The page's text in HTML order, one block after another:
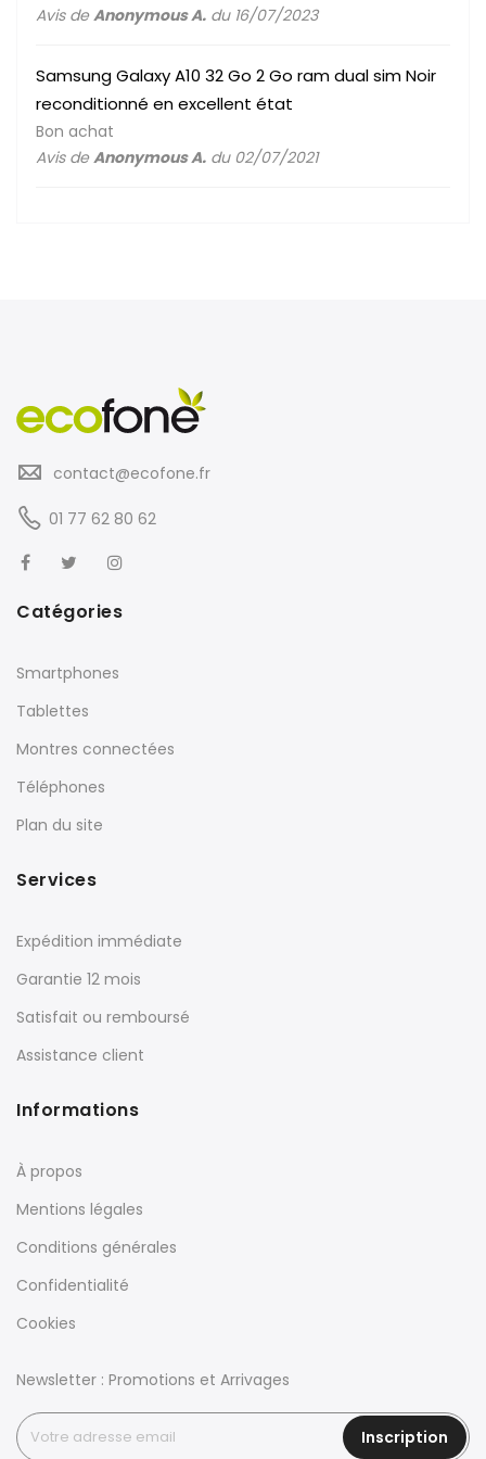
Avis de Anonymous A. du 16/07/2023
Samsung Galaxy A10 32 Go 2 Go ram dual sim Noir
reconditionné en excellent état
Bon achat
Avis de Anonymous A. du 02/07/2021
contact@ecofone.fr
01 77 62 80 62
Catégories
Smartphones
Tablettes
Montres connectées
Téléphones
Plan du site
Services
Expédition immédiate
Garantie 12 mois
Satisfait ou remboursé
Assistance client
Informations
À propos
Mentions légales
Conditions générales
Confidentialité
Cookies
Newsletter : Promotions et Arrivages
Inscription